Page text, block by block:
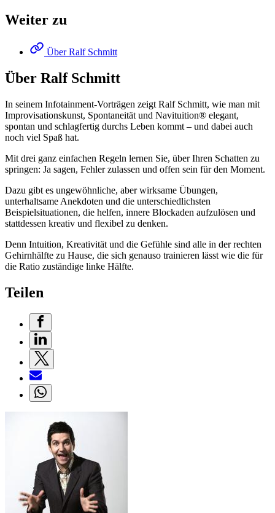
Weiter zu
Über Ralf Schmitt
Über Ralf Schmitt
In seinem Infotainment-Vorträgen zeigt Ralf Schmitt, wie man mit
Improvisationskunst, Spontaneität und Navituition® elegant,
spontan und schlagfertig durchs Leben kommt – und dabei auch
noch viel Spaß hat.
Mit drei ganz einfachen Regeln lernen Sie, über Ihren Schatten zu
springen: Ja sagen, Fehler zulassen und offen sein für den Moment.
Dazu gibt es ungewöhnliche, aber wirksame Übungen,
unterhaltsame Anekdoten und die unterschiedlichsten
Beispielsituationen, die helfen, innere Blockaden aufzulösen und
stattdessen kreativ und flexibel zu denken.
Denn Intuition, Kreativität und die Gefühle sind alle in der rechten
Gehirnhälfte zu Hause, die sich genauso trainieren lässt wie die für
die Ratio zuständige linke Hälfte.
Teilen